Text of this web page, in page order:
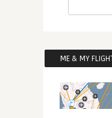
ME & MY